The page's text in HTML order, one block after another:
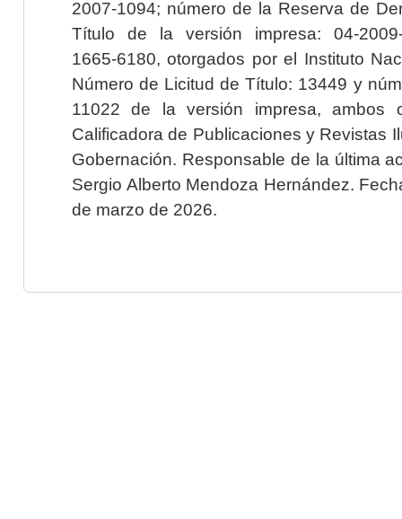
2007-1094; número de la Reserva de
Título de la versión impresa: 04-2009-
1665-6180, otorgados por el Instituto
Número de Licitud de Título: 13449 y
11022 de la versión impresa, ambos
Calificadora de Publicaciones y Revistas
Gobernación. Responsable de la última
Sergio Alberto Mendoza Hernández.
de marzo de 2026.